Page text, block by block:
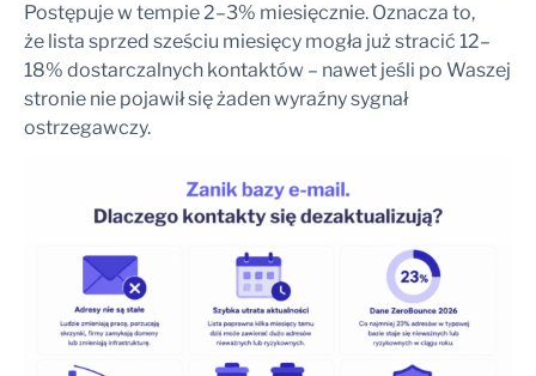
Postępuje w tempie 2–3% miesięcznie. Oznacza to,
że lista sprzed sześciu miesięcy mogła już stracić 12–
18% dostarczalnych kontaktów – nawet jeśli po Waszej
stronie nie pojawił się żaden wyraźny sygnał
ostrzegawczy.